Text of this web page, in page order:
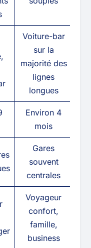
Voiture-bar
sur la
majorité des
lignes
longues
Environ 4
mois
Gares
souvent
centrales
Voyageur
confort,
famille,
business